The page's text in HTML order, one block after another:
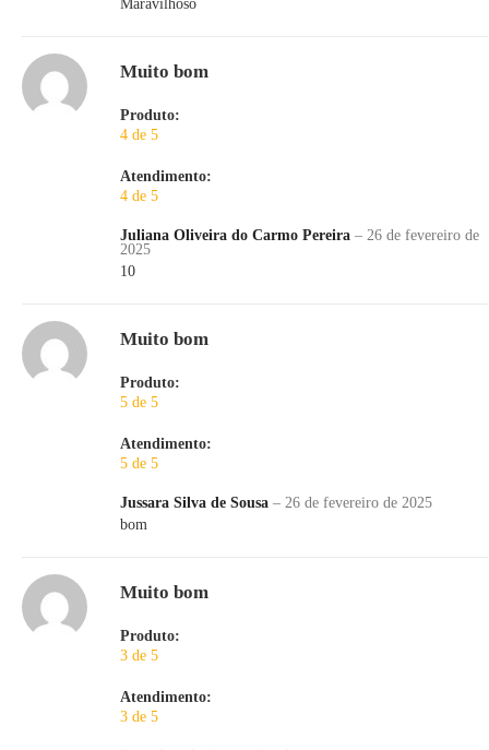
Maravilhoso
Muito bom
Produto:
4 de 5
Atendimento:
4 de 5
Juliana Oliveira do Carmo Pereira – 26 de fevereiro de
2025
10
Muito bom
Produto:
5 de 5
Atendimento:
5 de 5
Jussara Silva de Sousa – 26 de fevereiro de 2025
bom
Muito bom
Produto:
3 de 5
Atendimento:
3 de 5